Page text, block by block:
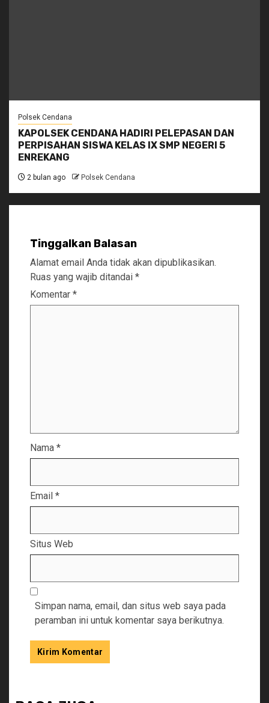
Polsek Cendana
KAPOLSEK CENDANA HADIRI PELEPASAN DAN
PERPISAHAN SISWA KELAS IX SMP NEGERI 5
ENREKANG
2 bulan ago Polsek Cendana
Tinggalkan Balasan
Alamat email Anda tidak akan dipublikasikan.
Ruas yang wajib ditandai *
Komentar *
Nama *
Email *
Situs Web
Simpan nama, email, dan situs web saya pada
peramban ini untuk komentar saya berikutnya.